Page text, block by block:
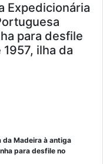
Expedicionária
para desfile
ilha da
da Madeira à antiga
para desfile no